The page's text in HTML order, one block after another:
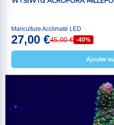
Mariculture Acclimaté LED
27,00 €45,00 € -40%
Ajouter